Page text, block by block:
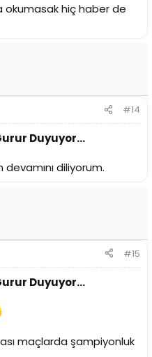
okumasak hiç haber de
#14
Duyuyor...
devamını diliyorum.
#15
Duyuyor...
maçlarda şampiyonluk